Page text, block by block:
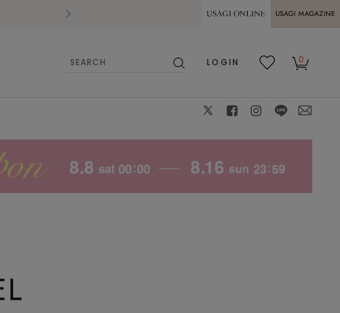
熊本県熊本地方を震源とする地震の影響に
MAGAZINE
LOGIN
0